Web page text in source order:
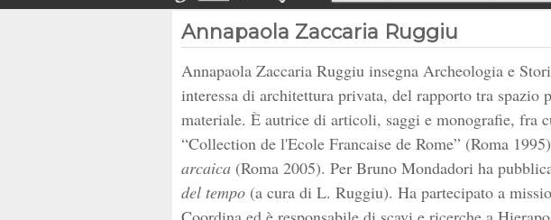
Annapaola Zaccaria Ruggiu
Annapaola Zaccaria Ruggiu insegna Archeologia e
interessa di architettura privata, del rapporto tra
materiale. È autrice di articoli, saggi e monografie, fra
“Collection de l'Ecole Francaise de Rome” (Roma
arcaica(Roma 2005). Per Bruno Mondadori ha
del tempo(a cura di L. Ruggiu). Ha partecipato a